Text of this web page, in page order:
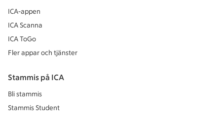
ICA-appen
ICA Scanna
ICA ToGo
Fler appar och tjänster
Stammis på ICA
Bli stammis
Stammis Student